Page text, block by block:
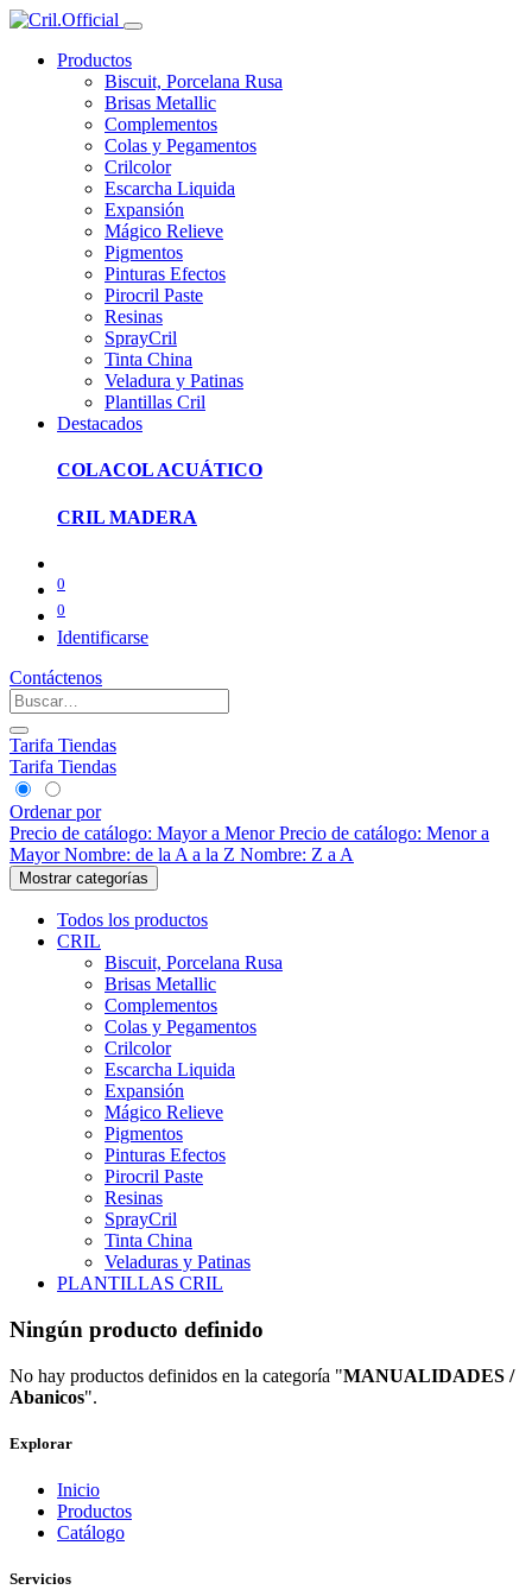
Productos
Biscuit, Porcelana Rusa
Brisas Metallic
Complementos
Colas y Pegamentos
Crilcolor
Escarcha Liquida
Expansión
Mágico Relieve
Pigmentos
Pinturas Efectos
Pirocril Paste
Resinas
SprayCril
Tinta China
Veladura y Patinas
Plantillas Cril
Destacados
COLACOL ACUÁTICO
CRIL MADERA
0
0
Identificarse
Contáctenos
Tarifa Tiendas
Tarifa Tiendas
Ordenar por
Precio de catálogo: Mayor a Menor Precio de catálogo: Menor a
Mayor Nombre: de la A a la Z Nombre: Z a A
Mostrar categorías
Todos los productos
CRIL
Biscuit, Porcelana Rusa
Brisas Metallic
Complementos
Colas y Pegamentos
Crilcolor
Escarcha Liquida
Expansión
Mágico Relieve
Pigmentos
Pinturas Efectos
Pirocril Paste
Resinas
SprayCril
Tinta China
Veladuras y Patinas
PLANTILLAS CRIL
Ningún producto definido
No hay productos definidos en la categoría "MANUALIDADES /
Abanicos".
Explorar
Inicio
Productos
Catálogo
Servicios